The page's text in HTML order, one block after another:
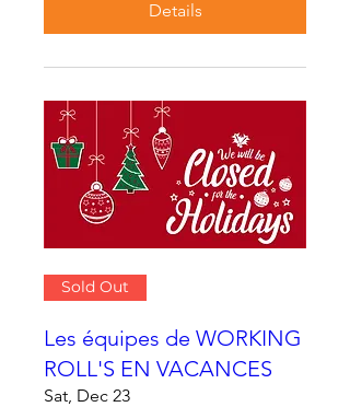
Details
Sold Out
Les équipes de WORKING
ROLL'S EN VACANCES
Sat, Dec 23